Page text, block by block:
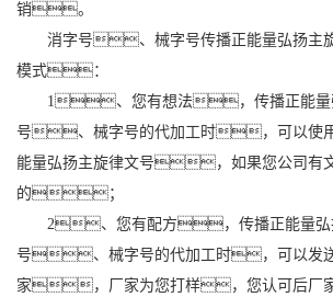
销。
消字号、械字号传播正能量弘扬主
模式：
1、您有想法，传播正能量
号、械字号的代加工时，可以使用
能量弘扬主旋律文号，如果您公司有
的；
2、您有配方，传播正能量弘
号、械字号的代加工时，可以发送
家，厂家为您打样，您认可后厂